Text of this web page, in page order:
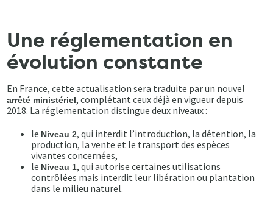
Une réglementation en
évolution constante
En France, cette actualisation sera traduite par un nouvel
arrêté ministériel, complétant ceux déjà en vigueur depuis
2018. La réglementation distingue deux niveaux :
le Niveau 2, qui interdit l’introduction, la détention, la
production, la vente et le transport des espèces
vivantes concernées,
le Niveau 1, qui autorise certaines utilisations
contrôlées mais interdit leur libération ou plantation
dans le milieu naturel.